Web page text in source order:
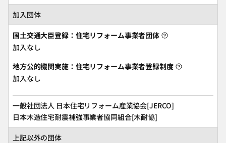
加入団体
国土交通大臣登録：住宅リフォーム事業者団体
加入なし
地方公的機関実施：住宅リフォーム事業者登録制度
加入なし
一般社団法人 日本住宅リフォーム産業協会[JERCO]
日本木造住宅耐震補強事業者協同組合[木耐協]
上記以外の団体